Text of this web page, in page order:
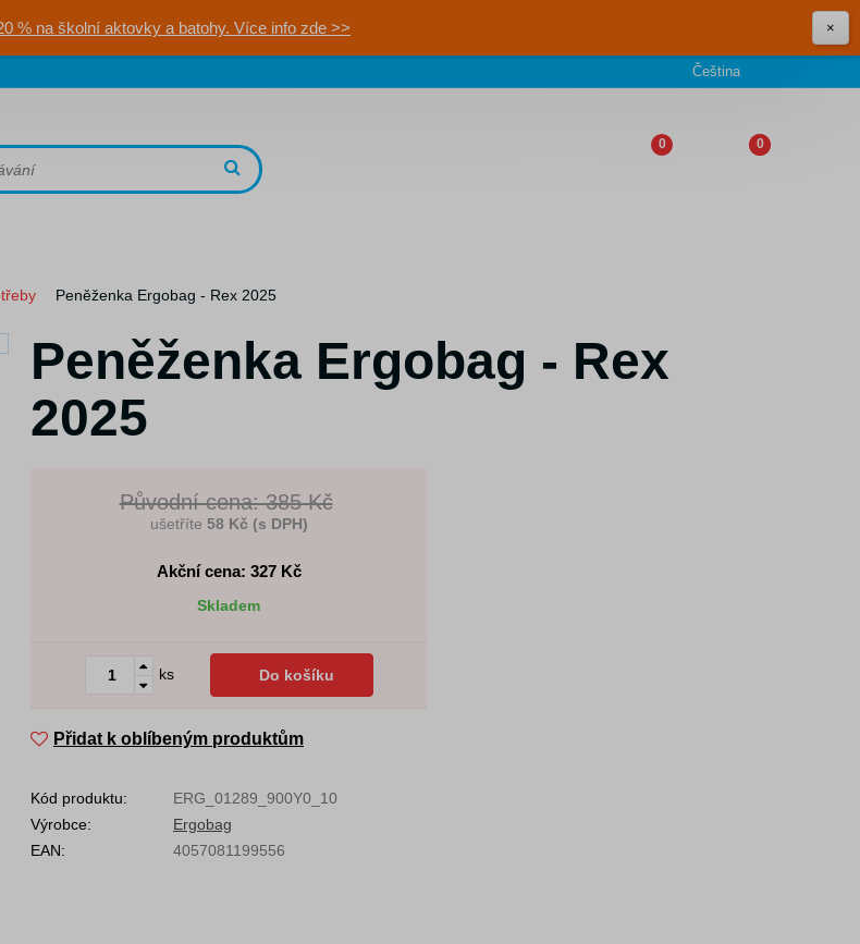
% na školní aktovky a batohy. Více info zde >> ×
Čeština
0 0
Peněženka Ergobag - Rex 2025
Peněženka Ergobag - Rex
2025
Původní cena: 385 Kč
ušetříte 58 Kč (s DPH)
Akční cena: 327Kč
Skladem
ks Do košíku
Přidat k oblíbeným produktům
Kód produktu:
ERG_01289_900Y0_10
Výrobce:
Ergobag
EAN:
4057081199556